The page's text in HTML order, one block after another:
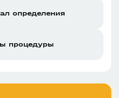
определения
процедуры